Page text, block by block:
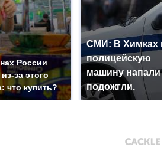
России
за этого
что купить?
СМИ: В Химках на
полицейскую
машину напали и
подожгли.